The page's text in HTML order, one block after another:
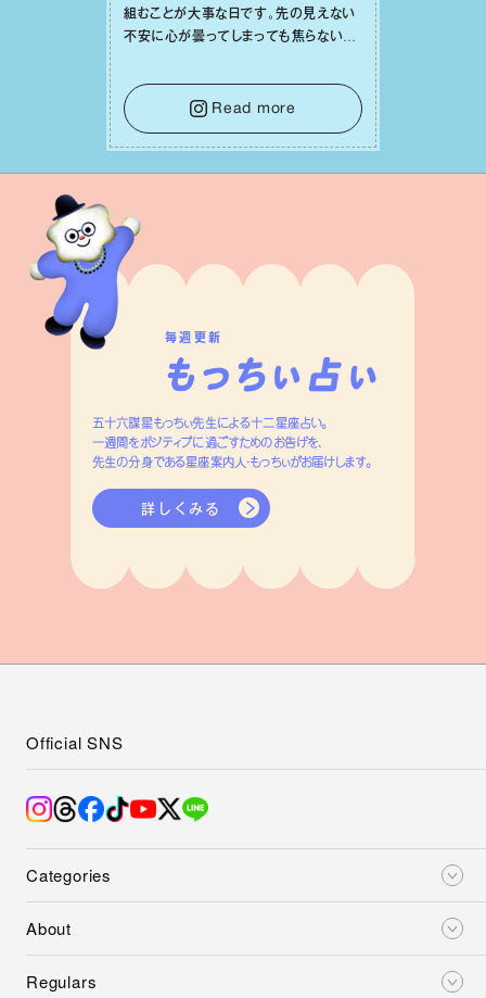
組むことが⼤事な⽇です。先の⾒えない
不安に⼼が曇ってしまっても焦らない
⾝や疲れていそうな⼈をいたわることに
時間を使いましょう。ここでしっかりとエ
ネルギーを蓄え、困難を乗り越える⼒に
変えましょう。
Read more
毎週更新
五十六謀星もっちぃ先生による十二星座占い。
一週間をポジティブに過ごすためのお告げを、
先生の分身である星座案内人・もっちぃがお届けします。
詳しくみる
Categories
About
Regulars
Official SNS